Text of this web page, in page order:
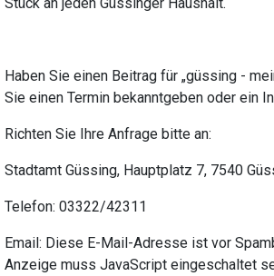
Haben Sie einen Beitrag für „güssing -
Sie einen Termin bekanntgeben oder ein
Richten Sie Ihre Anfrage bitte an:
Stadtamt Güssing, Hauptplatz 7, 7540
Telefon: 03322/42311
Email: Diese E-Mail-Adresse ist vor
Anzeige muss JavaScript eingeschaltet